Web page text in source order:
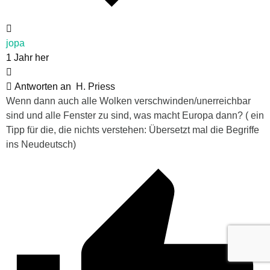
jopa
1 Jahr her
Antworten an
H. Priess
Wenn dann auch alle Wolken verschwinden/unerreichbar
sind und alle Fenster zu sind, was macht Europa dann? ( ein
Tipp für die, die nichts verstehen: Übersetzt mal die Begriffe
ins Neudeutsch)